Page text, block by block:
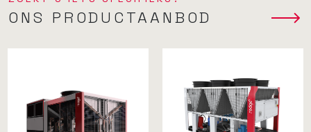
ONS PRODUCTAANBOD